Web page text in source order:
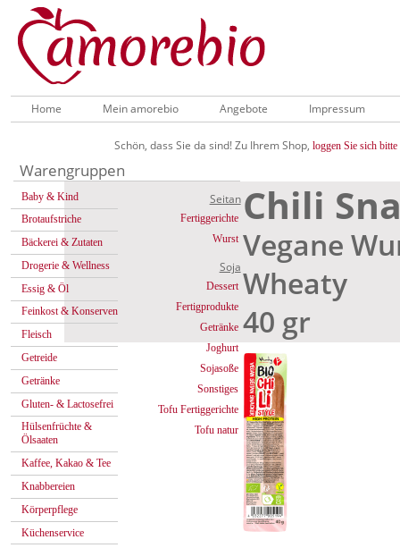
Home Mein amorebio Angebote Impressum
Schön, dass Sie da sind! Zu Ihrem Shop, loggen Sie sich bitte
Warengruppen
Baby & Kind
Brotaufstriche
Bäckerei & Zutaten
Drogerie & Wellness
Essig & Öl
Feinkost & Konserven
Fleisch
Getreide
Getränke
Gluten- & Lactosefrei
Hülsenfrüchte &
Ölsaaten
Kaffee, Kakao & Tee
Knabbereien
Körperpflege
Küchenservice
Seitan
Fertiggerichte
Wurst
Soja
Dessert
Fertigprodukte
Getränke
Joghurt
Sojasoße
Sonstiges
Tofu Fertiggerichte
Tofu natur
Chili
Vegane
Wheaty
40 gr